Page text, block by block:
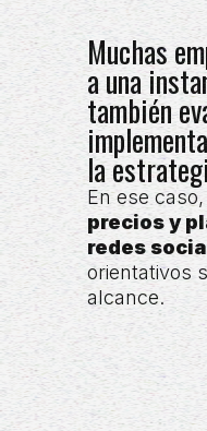
Muchas
a una
también
la
En ese
precios y
redes
orientativos
alcance.